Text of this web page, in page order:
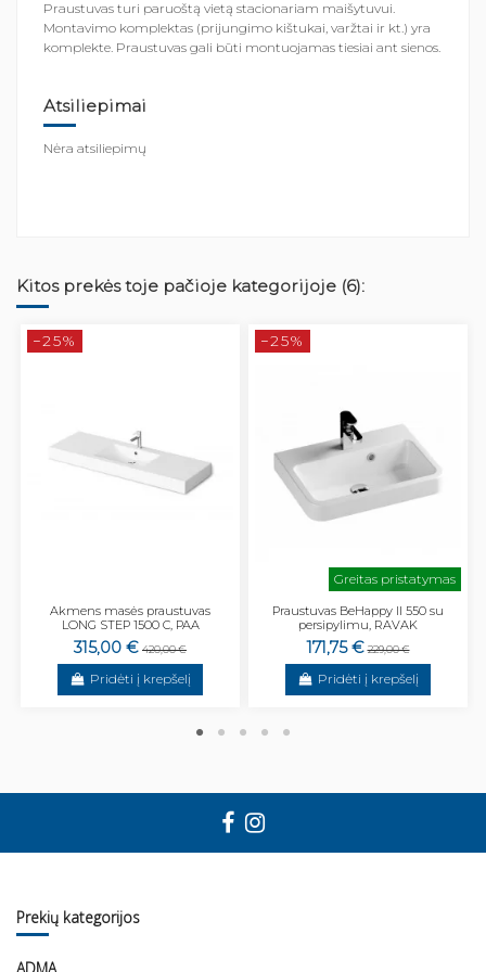
Praustuvas turi paruoštą vietą stacionariam maišytuvui.
Montavimo komplektas (prijungimo kištukai, varžtai ir kt.) yra
komplekte. Praustuvas gali būti montuojamas tiesiai ant sienos.
Atsiliepimai
Nėra atsiliepimų
Kitos prekės toje pačioje kategorijoje (6):
−25%
Akmens masės praustuvas
LONG STEP 1500 C, PAA
315,00 € 420,00 €
Pridėti į krepšelį
−25%
Greitas pristatymas
Praustuvas BeHappy II 550 su
persipylimu, RAVAK
171,75 € 229,00 €
Pridėti į krepšelį
Prekių kategorijos